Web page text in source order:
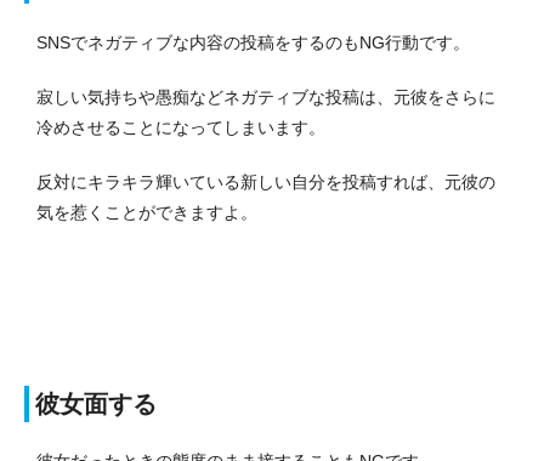
SNSでネガティブな内容の投稿をするのもNG行動です。
寂しい気持ちや愚痴などネガティブな投稿は、元彼をさらに
冷めさせることになってしまいます。
反対にキラキラ輝いている新しい自分を投稿すれば、元彼の
気を惹くことができますよ。
彼女面する